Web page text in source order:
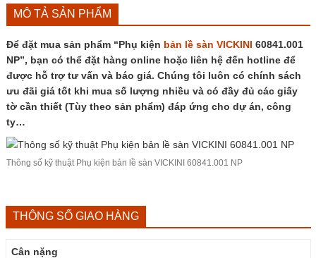
MÔ TẢ SẢN PHẨM
Để đặt mua sản phẩm “Phụ kiện bản lề sàn VICKINI 60841.001
NP”, bạn có thể đặt hàng online hoặc liên hệ đến hotline để
được hỗ trợ tư vấn và báo giá. Chúng tôi luôn có chính sách
ưu đãi giá tốt khi mua số lượng nhiều và có đầy đủ các giấy
tờ cần thiết (Tùy theo sản phẩm) đáp ứng cho dự án, công
ty…
Thông số kỹ thuật Phụ kiện bản lề sàn VICKINI 60841.001 NP
THÔNG SỐ GIAO HÀNG
Cân nặng